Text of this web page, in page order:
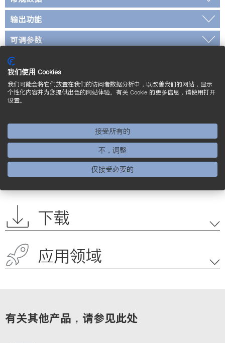
输出功能
可调参数
标准和证书
*经过 wenglor 检定
下载
应用领域
有关其他产品，请参见此处
我们使用 Cookies
我们可能会将它们放置在我们的访问者数据分析中，以改善我们的网站，显示
个性化内容并为您提供出色的网站体验。有关 Cookie 的更多信息，请使用打开
设置。
接受所有的
不，调整
仅接受必要的